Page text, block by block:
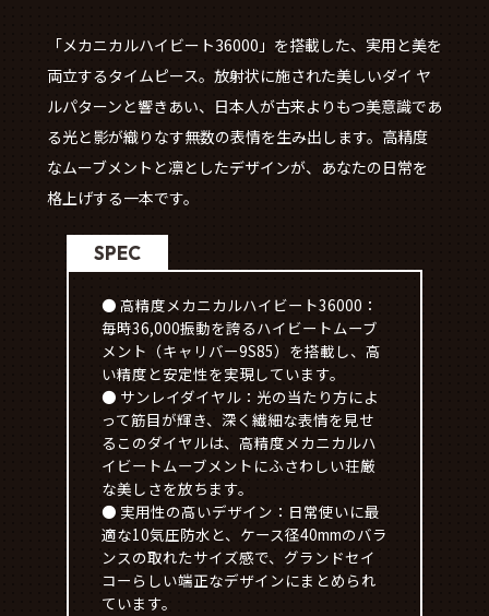
「メカニカルハイビート36000」を搭載した、実用と美を
両立するタイムピース。放射状に施された美しいダイ ヤ
ルパターンと響きあい、日本人が古来よりもつ美意識であ
る光と影が織りなす無数の表情を生み出します。高精度
なムーブメントと凛としたデザインが、あなたの日常を
格上げする一本です。
SPEC
● 高精度メカニカルハイビート36000：
毎時36,000振動を誇るハイビートムーブ
メント（キャリバー9S85）を搭載し、高
い精度と安定性を実現しています。
● サンレイダイヤル：光の当たり方によ
って筋目が輝き、深く繊細な表情を見せ
るこのダイヤルは、高精度メカニカルハ
イビートムーブメントにふさわしい荘厳
な美しさを放ちます。
● 実用性の高いデザイン：日常使いに最
適な10気圧防水と、ケース径40mmのバラ
ンスの取れたサイズ感で、グランドセイ
コーらしい端正なデザインにまとめられ
ています。